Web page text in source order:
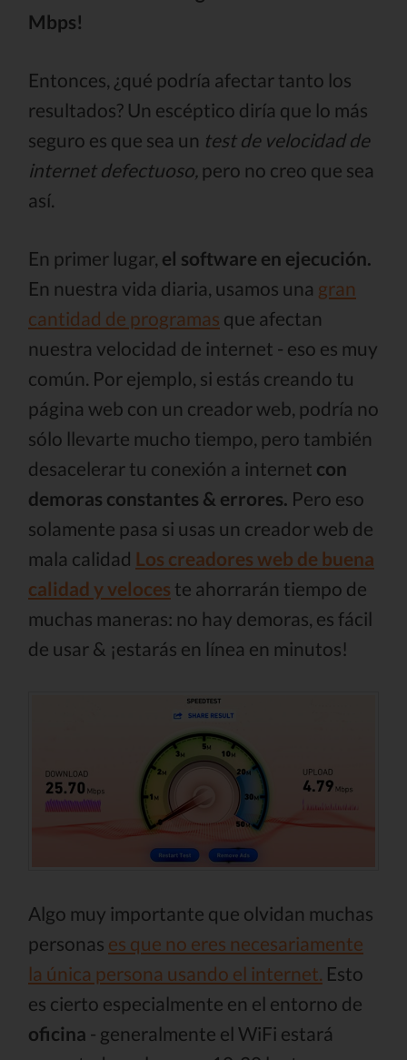
Mbps!
Entonces, ¿qué podría afectar tanto los
resultados? Un escéptico diría que lo más
seguro es que sea un test de velocidad de
internet defectuoso, pero no creo que sea
así.
En primer lugar, el software en ejecución.
En nuestra vida diaria, usamos una gran
cantidad de programas que afectan
nuestra velocidad de internet - eso es muy
común. Por ejemplo, si estás creando tu
página web con un creador web, podría no
sólo llevarte mucho tiempo, pero también
desacelerar tu conexión a internet con
demoras constantes & errores. Pero eso
solamente pasa si usas un creador web de
mala calidad Los creadores web de buena
calidad y veloces te ahorrarán tiempo de
muchas maneras: no hay demoras, es fácil
de usar & ¡estarás en línea en minutos!
Algo muy importante que olvidan muchas
personas es que no eres necesariamente
la única persona usando el internet. Esto
es cierto especialmente en el entorno de
oficina - generalmente el WiFi estará